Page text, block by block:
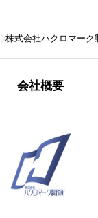
株式会社ハクロマーク
会社概要